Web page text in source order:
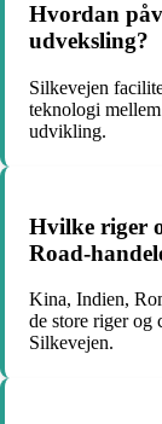
Hvordan
udveksling?
Silkevejen
teknologi
udvikling.
Hvilke riger
Road-
Kina, Indien,
de store riger og
Silkevejen.